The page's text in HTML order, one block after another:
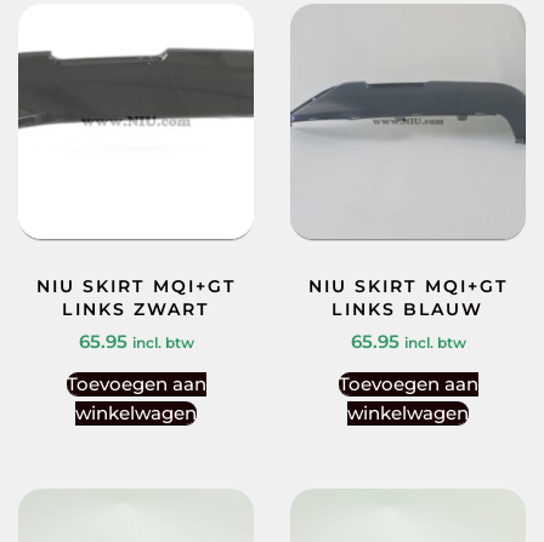
NIU SKIRT MQI+GT
LINKS ZWART
65.95 incl. btw
Toevoegen aan
winkelwagen
NIU SKIRT MQI+GT
LINKS BLAUW
65.95 incl. btw
Toevoegen aan
winkelwagen